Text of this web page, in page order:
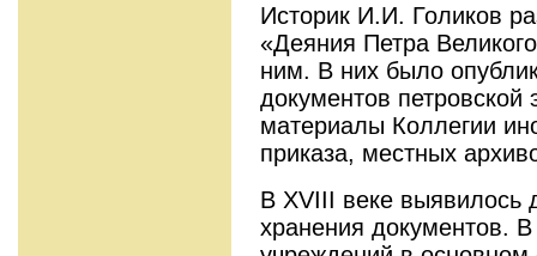
Историк И.И. Голиков
«Деяния Петра
ним. В них было
документов петровской
материалы Коллегии
приказа, местных
В XVIII веке выявилось
хранения документов.